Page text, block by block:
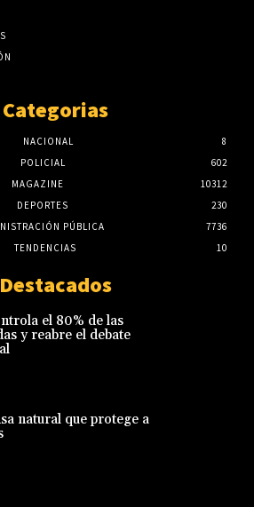
Categorias
NACIONAL
8
POLICIAL
602
MAGAZINE
10312
DEPORTES
230
PÚBLICA
7736
TENDENCIAS
10
Destacados
el 80% de las
y reabre el debate
natural que protege a